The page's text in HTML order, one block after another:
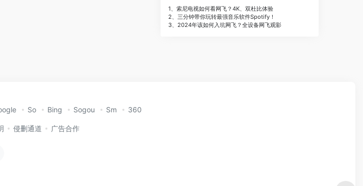
1、索尼电视如何看网飞？4K、双杜比体验
2、三分钟带你玩转最强音乐软件Spotify！
3、2024年该如何入坑网飞？全设备网飞观影
So Bing Sogou Sm 360
侵删通道 广告合作